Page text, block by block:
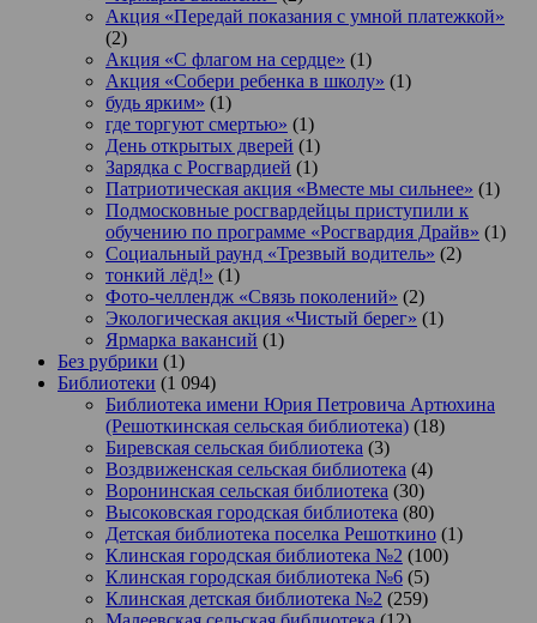
Акция «Передай показания с умной платежкой»
(2)
Акция «С флагом на сердце» (1)
Акция «Собери ребенка в школу» (1)
будь ярким» (1)
где торгуют смертью» (1)
День открытых дверей (1)
Зарядка с Росгвардией (1)
Патриотическая акция «Вместе мы сильнее» (1)
Подмосковные росгвардейцы приступили к
обучению по программе «Росгвардия Драйв» (1)
Социальный раунд «Трезвый водитель» (2)
тонкий лёд!» (1)
Фото-челлендж «Связь поколений» (2)
Экологическая акция «Чистый берег» (1)
Ярмарка вакансий (1)
Без рубрики (1)
Библиотеки (1 094)
Библиотека имени Юрия Петровича Артюхина
(Решоткинская сельская библиотека) (18)
Биревская сельская библиотека (3)
Воздвиженская сельская библиотека (4)
Воронинская сельская библиотека (30)
Высоковская городская библиотека (80)
Детская библиотека поселка Решоткино (1)
Клинская городская библиотека №2 (100)
Клинская городская библиотека №6 (5)
Клинская детская библиотека №2 (259)